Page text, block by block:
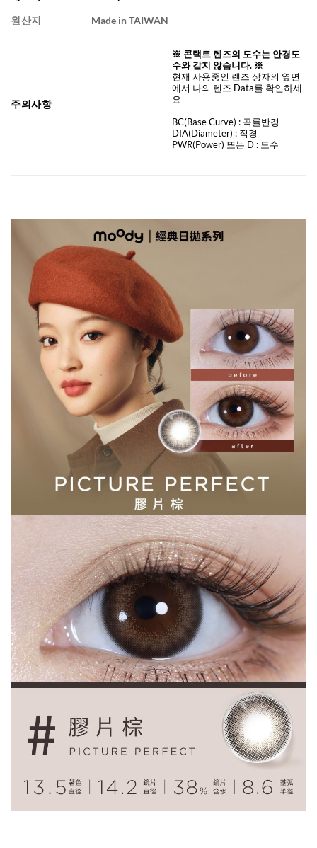
원산지 Made in TAIWAN
주의사항
※ 콘택트 렌즈의 도수는 안경도
수와 같지 않습니다. ※
현재 사용중인 렌즈 상자의 옆면
에서 나의 렌즈 Data를 확인하세
요
BC(Base Curve) : 곡률반경
DIA(Diameter) : 직경
PWR(Power) 또는 D : 도수